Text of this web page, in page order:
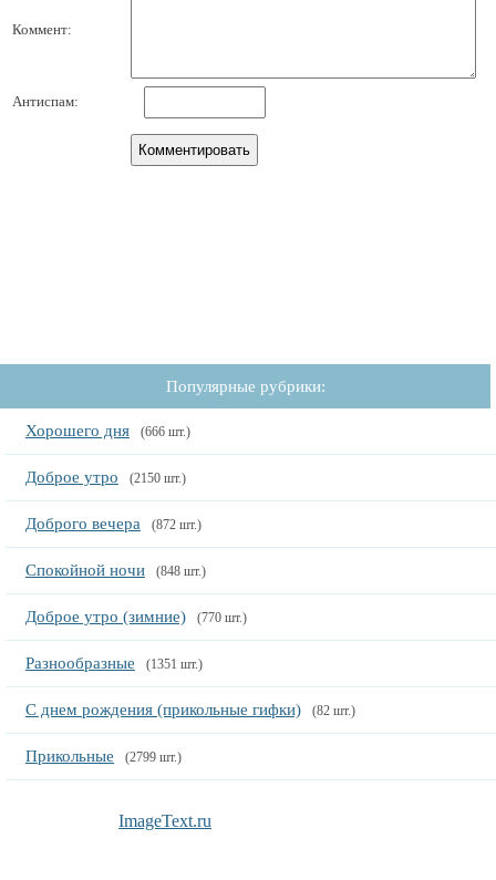
Коммент:
Антиспам:
Популярные рубрики:
Хорошего дня (666 шт.)
Доброе утро (2150 шт.)
Доброго вечера (872 шт.)
Спокойной ночи (848 шт.)
Доброе утро (зимние) (770 шт.)
Разнообразные (1351 шт.)
С днем рождения (прикольные гифки) (82 шт.)
Прикольные (2799 шт.)
ImageText.ru